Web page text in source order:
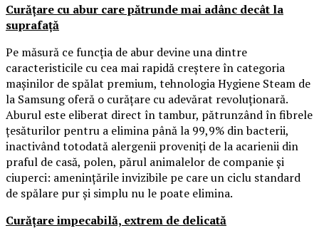
Curățare cu abur care pătrunde mai adânc decât la
suprafață
Pe măsură ce funcția de abur devine una dintre
caracteristicile cu cea mai rapidă creștere în categoria
mașinilor de spălat premium, tehnologia Hygiene Steam de
la Samsung oferă o curățare cu adevărat revoluționară.
Aburul este eliberat direct în tambur, pătrunzând în fibrele
țesăturilor pentru a elimina până la 99,9% din bacterii,
inactivând totodată alergenii proveniți de la acarienii din
praful de casă, polen, părul animalelor de companie și
ciuperci: amenințările invizibile pe care un ciclu standard
de spălare pur și simplu nu le poate elimina.
Curățare impecabilă, extrem de delicată